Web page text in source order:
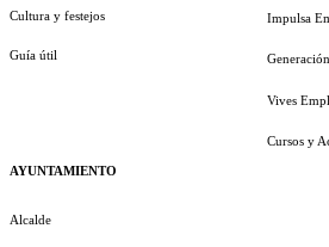
Cultura y festejos
Guía útil
AYUNTAMIENTO
Alcalde
Impulsa
Vives
Cursos y